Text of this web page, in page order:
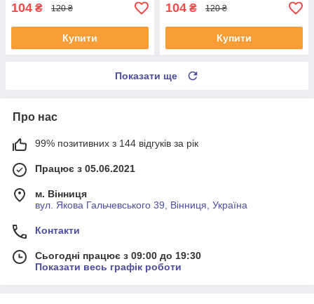
104 ₴ 120 ₴
Купити
104 ₴ 120 ₴
Купити
Показати ще
Про нас
99% позитивних з 144 відгуків за рік
Працює з 05.06.2021
м. Вінниця
вул. Якова Гальчевського 39, Вінниця, Україна
Контакти
Сьогодні працює з 09:00 до 19:30
Показати весь графік роботи